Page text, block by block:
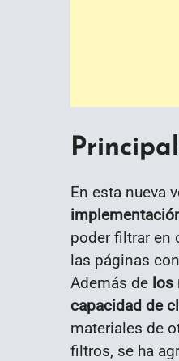
En esta nueva
poder filtrar en
las páginas
Además de los
capacidad de
materiales de
filtros, se ha